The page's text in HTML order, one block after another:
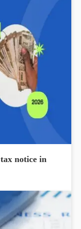
notice in